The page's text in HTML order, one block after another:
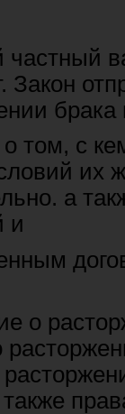
том, с
их
а
и
о